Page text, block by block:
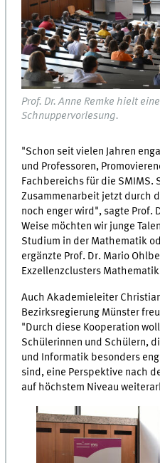
Prof. Dr. Anne Remke hielt
Schnuppervorlesung.
"Schon seit vielen Jahren
und Professoren,
Fachbereichs für die SMIMS.
Zusammenarbeit jetzt durch
noch enger wird", sagte Prof.
Weise möchten wir junge
Studium in der Mathematik
ergänzte Prof. Dr. Mario
Exzellenzclusters
Auch Akademieleiter
Bezirksregierung Münster
"Durch diese Kooperation
Schülerinnen und Schülern,
und Informatik besonders
sind, eine Perspektive nach
auf höchstem Niveau